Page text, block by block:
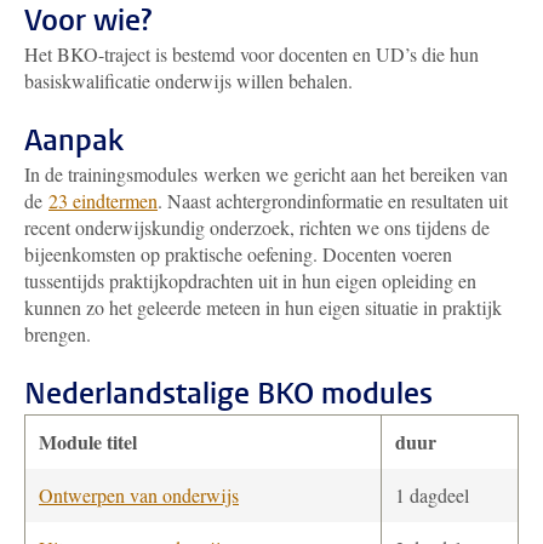
Voor wie?
Het BKO-traject is bestemd voor docenten en UD’s die hun
basiskwalificatie onderwijs willen behalen.
Aanpak
In de trainingsmodules werken we gericht aan het bereiken van
de 23 eindtermen. Naast achtergrondinformatie en resultaten uit
recent onderwijskundig onderzoek, richten we ons tijdens de
bijeenkomsten op praktische oefening. Docenten voeren
tussentijds praktijkopdrachten uit in hun eigen opleiding en
kunnen zo het geleerde meteen in hun eigen situatie in praktijk
brengen.
Nederlandstalige BKO modules
Module titel duur
Ontwerpen van onderwijs 1 dagdeel